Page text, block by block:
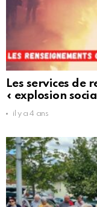
Les services de
« explosion
il y a 4 ans